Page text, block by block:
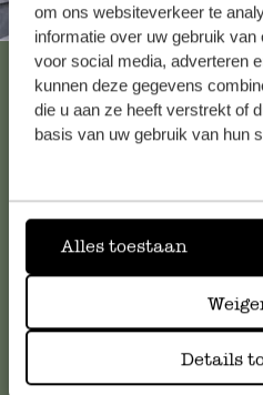
om ons websiteverkeer te
informatie over uw gebruik
voor social media, adverteren
kunnen deze gegevens
die u aan ze heeft verstrekt of
basis van uw gebruik van hun
Alles toestaan
Details
Toujours à
Voir les 62 magasins
Pour toute question ou
veuillez contacter notre
nos réponses auxquestions les